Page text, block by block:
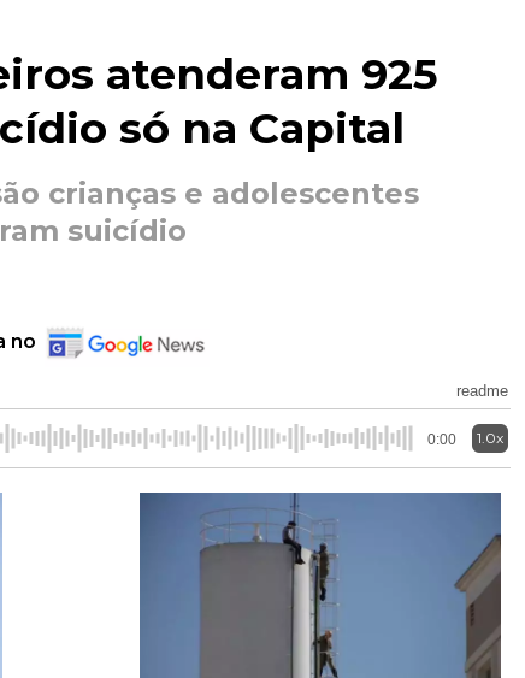
atenderam 925
só na Capital
crianças e adolescentes
suicídio
no
readme
0:00 1.0x